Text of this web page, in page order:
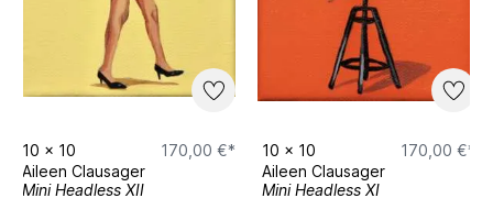
10 x 10
170,00 €*
Aileen Clausager
Mini Headless XII
10 x 10
170,00 €*
Aileen Clausager
Mini Headless XI